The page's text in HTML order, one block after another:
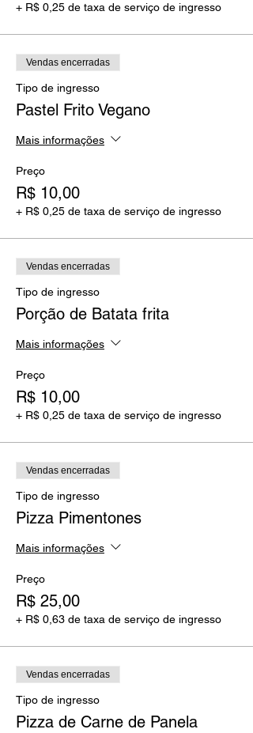
+ R$ 0,25 de taxa de serviço de ingresso
Vendas encerradas
Tipo de ingresso
Pastel Frito Vegano
Mais informações
Preço
R$ 10,00
+ R$ 0,25 de taxa de serviço de ingresso
Vendas encerradas
Tipo de ingresso
Porção de Batata frita
Mais informações
Preço
R$ 10,00
+ R$ 0,25 de taxa de serviço de ingresso
Vendas encerradas
Tipo de ingresso
Pizza Pimentones
Mais informações
Preço
R$ 25,00
+ R$ 0,63 de taxa de serviço de ingresso
Vendas encerradas
Tipo de ingresso
Pizza de Carne de Panela